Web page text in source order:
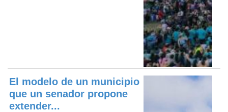
El modelo de un municipio
que un senador propone
extender...